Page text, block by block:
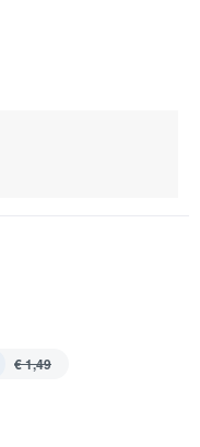
€ 1,49